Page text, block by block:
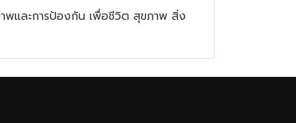
พและการป้องกัน เพื่อชีวิต สุขภาพ สิ่ง